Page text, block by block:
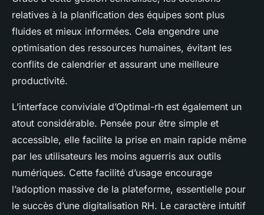
relatives à la planification des équipes sont plus
fluides et mieux informées. Cela engendre une
optimisation des ressources humaines, évitant les
conflits de calendrier et assurant une meilleure
productivité.
L’interface conviviale d’Optimal-rh est également un
atout considérable. Pensée pour être simple et
accessible, elle facilite la prise en main rapide même
par les utilisateurs les moins aguerris aux outils
numériques. Cette facilité d’usage encourage
l’adoption massive de la plateforme, essentielle pour
le succès d’une digitalisation RH. Le caractère intuitif